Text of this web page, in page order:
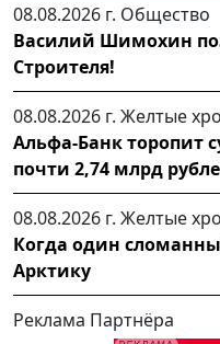
08.08.2026 г. Общество
Василий Шимохин
Строителя!
08.08.2026 г. Желтые
Альфа-Банк торопит
почти 2,74 млрд
08.08.2026 г. Желтые
Когда один
Арктику
Реклама Партнёра